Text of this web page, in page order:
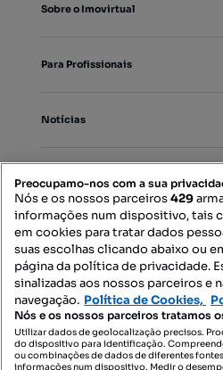
Sobre o Imovirtual
Para Profissionais
Notícias
Mapa do Site
Contacte-nos
SIGA-
Preocupamo-nos com a sua
Nós e os nossos parceiros429
informações num dispositivo, tais
em cookies para tratar dados
suas escolhas clicando abaixo ou
página da política de privacidade.
sinalizadas aos nossos parceiros e
navegação. Política de Cookies,
Nós e os nossos parceiros tratamos
Utilizar dados de geolocalização precisos.
do dispositivo para identificação.
ou combinações de dados de diferentes
informações num dispositivo. Medir o